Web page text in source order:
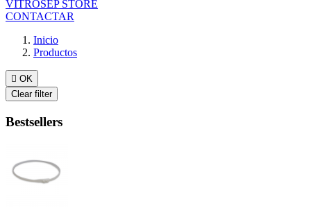
VITROSEP STORE
CONTACTAR
Inicio
Productos
 OK
Clear filter
Bestsellers